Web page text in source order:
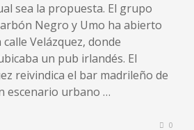
sea la propuesta. El grupo
Negro y Umo ha abierto
Velázquez, donde
un pub irlandés. El
reivindica el bar madrileño de
escenario urbano …
0